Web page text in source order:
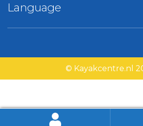
Language
© Kayakcentre.nl